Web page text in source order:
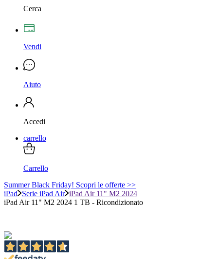
Cerca
Vendi
Aiuto
Accedi
carrello
Carrello
Summer Black Friday! Scopri le offerte >>
iPad
Serie iPad Air iPad Air 11" M2 2024
iPad Air 11" M2 2024 1 TB - Ricondizionato